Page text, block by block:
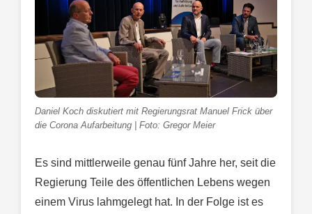
Daniel Koch diskutiert mit Regierungsrat Manuel Frick über
die Corona Aufarbeitung | Foto: Gregor Meier
Es sind mittlerweile genau fünf Jahre her, seit die
Regierung Teile des öffentlichen Lebens wegen
einem Virus lahmgelegt hat. In der Folge ist es